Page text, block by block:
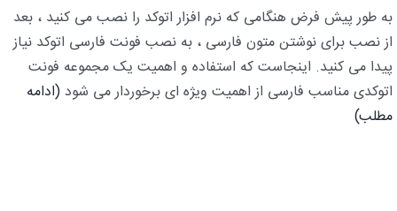
به طور پیش فرض هنگامی که نرم افزار اتوکد را نصب می کنید ، بعد
از نصب برای نوشتن متون فارسی ، به نصب فونت فارسی اتوکد نیاز
پیدا می کنید. اینجاست که استفاده و اهمیت یک مجموعه فونت
اتوکدی مناسب فارسی از اهمیت ویژه ای برخوردار می شود(ادامه
مطلب)